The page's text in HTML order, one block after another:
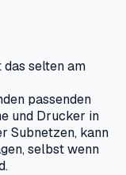
selten am
passenden
und Drucker in
Subnetzen, kann
selbst wenn